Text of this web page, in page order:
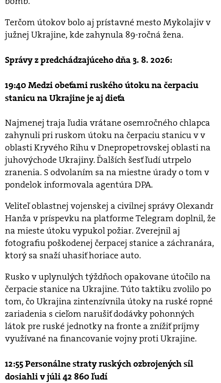
Terčom útokov bolo aj prístavné mesto Mykolajiv v
južnej Ukrajine, kde zahynula 89-ročná žena.
Správy z predchádzajúceho dňa 3. 8. 2026:
19:40 Medzi obeťami ruského útoku na čerpaciu
stanicu na Ukrajine je aj dieťa
Najmenej traja ľudia vrátane osemročného chlapca
zahynuli pri ruskom útoku na čerpaciu stanicu v v
oblasti Kryvého Rihu v Dnepropetrovskej oblasti na
juhovýchode Ukrajiny. Ďalších šesť ľudí utrpelo
zranenia. S odvolaním sa na miestne úrady o tom v
pondelok informovala agentúra DPA.
Veliteľ oblastnej vojenskej a civilnej správy Olexandr
Hanža v príspevku na platforme Telegram doplnil, že
na mieste útoku vypukol požiar. Zverejnil aj
fotografiu poškodenej čerpacej stanice a záchranára,
ktorý sa snaží uhasiť horiace auto.
Rusko v uplynulých týždňoch opakovane útočilo na
čerpacie stanice na Ukrajine. Túto taktiku zvolilo po
tom, čo Ukrajina zintenzívnila útoky na ruské ropné
zariadenia s cieľom narušiť dodávky pohonných
látok pre ruské jednotky na fronte a znížiť príjmy
využívané na financovanie vojny proti Ukrajine.
12:55 Personálne straty ruských ozbrojených síl
dosiahli v júli 42 860 ľudí